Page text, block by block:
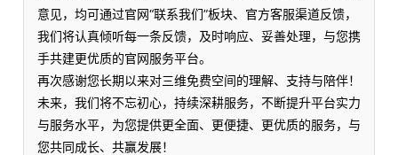
意见，均可通过官网“联系我们”板块、官方客服渠道反馈，
我们将认真倾听每一条反馈，及时响应、妥善处理，与您携
手共建更优质的官网服务平台。
再次感谢您长期以来对三维免费空间的理解、支持与陪伴！
未来，我们将不忘初心，持续深耕服务，不断提升平台实力
与服务水平，为您提供更全面、更便捷、更优质的服务，与
您共同成长、共赢发展！